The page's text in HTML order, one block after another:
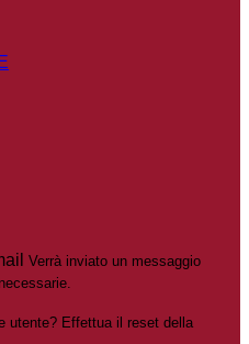
Verrà inviato un messaggio
utente? Effettua il reset della